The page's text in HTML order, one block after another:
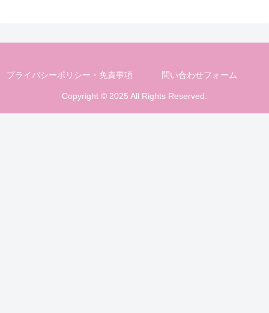
プライバシーポリシー・免責事項 問い合わせフォーム
Copyright © 2025 All Rights Reserved.